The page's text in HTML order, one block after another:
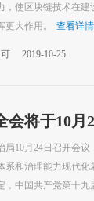
使区块链技术在建
更大作用。
查看详情
2019-10-25
会将于10月
局10月24日召开会
系和治理能力现代化
中国共产党第十九